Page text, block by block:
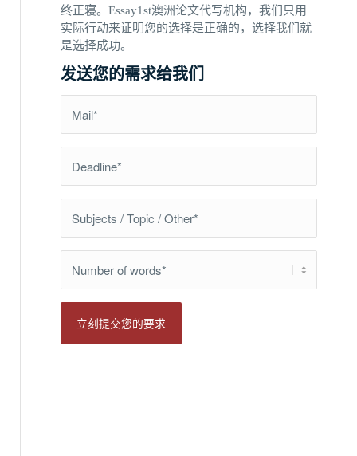
终正寝。Essay1st澳洲论文代写机构，我们只用
实际行动来证明您的选择是正确的，选择我们就
是选择成功。
发送您的需求给我们